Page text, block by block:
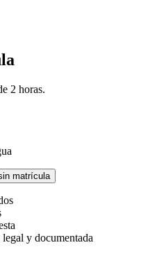
2 horas.
matrícula
y documentada